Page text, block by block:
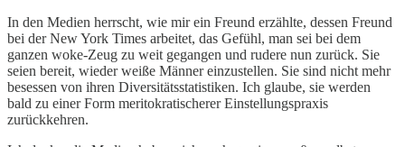
In den Medien herrscht, wie mir ein Freund erzählte, dessen Freund
bei der New York Times arbeitet, das Gefühl, man sei bei dem
ganzen woke-Zeug zu weit gegangen und rudere nun zurück. Sie
seien bereit, wieder weiße Männer einzustellen. Sie sind nicht mehr
besessen von ihren Diversitätsstatistiken. Ich glaube, sie werden
bald zu einer Form meritokratischerer Einstellungspraxis
zurückkehren.